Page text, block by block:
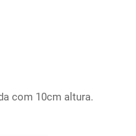
com 10cm altura.